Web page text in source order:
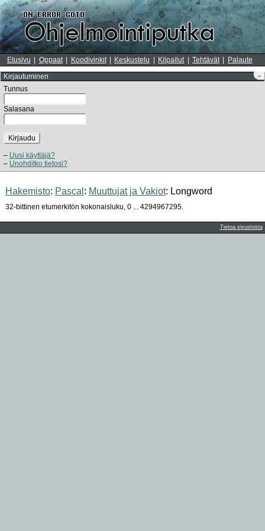
Etusivu Oppaat Koodivinkit Keskustelu Kilpailut Tehtävät Palaute
–
Kirjautuminen
Tunnus
Salasana
Kirjaudu
Uusi käyttäjä?
Unohditko tietosi?
Hakemisto: Pascal : Muuttujat ja Vakiot: Longword
32-bittinen etumerkitön kokonaisluku, 0 ... 4294967295.
Tietoa sivustosta